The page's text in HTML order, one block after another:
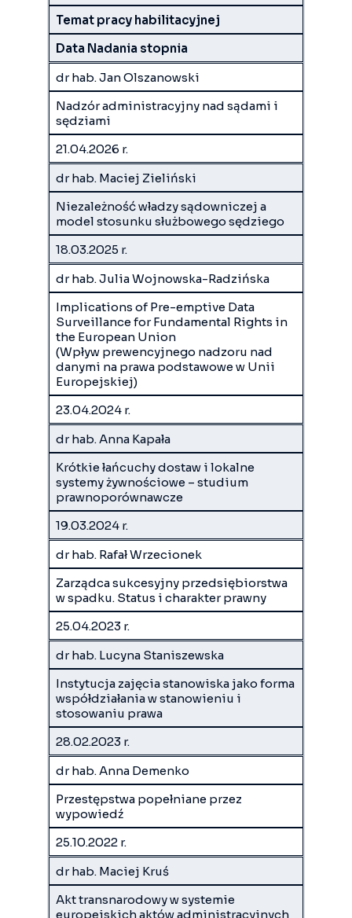
Temat pracy habilitacyjnej
Data Nadania stopnia
dr hab. Jan Olszanowski
Nadzór administracyjny nad sądami i
sędziami
21.04.2026 r.
dr hab. Maciej Zieliński
Niezależność władzy sądowniczej a
model stosunku służbowego sędziego
18.03.2025 r.
dr hab. Julia Wojnowska-Radzińska
Implications of Pre-emptive Data
Surveillance for Fundamental Rights in
the European Union
(Wpływ prewencyjnego nadzoru nad
danymi na prawa podstawowe w Unii
Europejskiej)
23.04.2024 r.
dr hab. Anna Kapała
Krótkie łańcuchy dostaw i lokalne
systemy żywnościowe – studium
prawnoporównawcze
19.03.2024 r.
dr hab. Rafał Wrzecionek
Zarządca sukcesyjny przedsiębiorstwa
w spadku. Status i charakter prawny
25.04.2023 r.
dr hab. Lucyna Staniszewska
Instytucja zajęcia stanowiska jako forma
współdziałania w stanowieniu i
stosowaniu prawa
28.02.2023 r.
dr hab. Anna Demenko
Przestępstwa popełniane przez
wypowiedź
25.10.2022 r.
dr hab. Maciej Kruś
Akt transnarodowy w systemie
europejskich aktów administracyjnych